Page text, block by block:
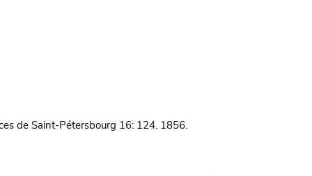
de Saint-Pétersbourg 16: 124. 1856.